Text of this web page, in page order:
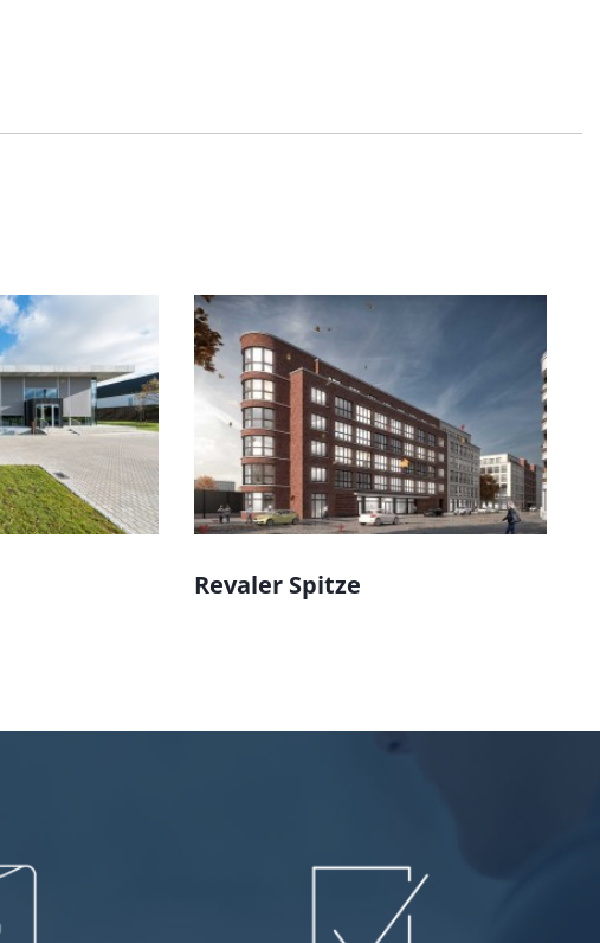
Revaler Spitze